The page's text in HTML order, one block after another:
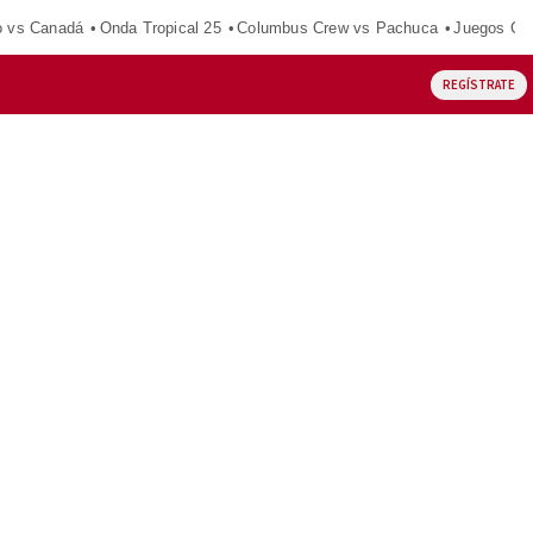
vs Canadá Onda Tropical 25 Columbus Crew vs Pachuca Juegos
REGÍSTRATE